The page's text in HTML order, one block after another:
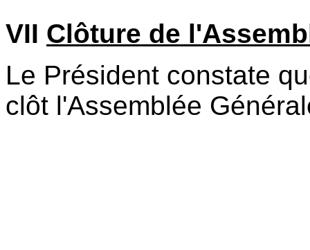
VII Clôture de
Le Président constate
clôt l'Assemblée